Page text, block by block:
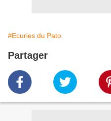
#Ecuries du Pato
Partager